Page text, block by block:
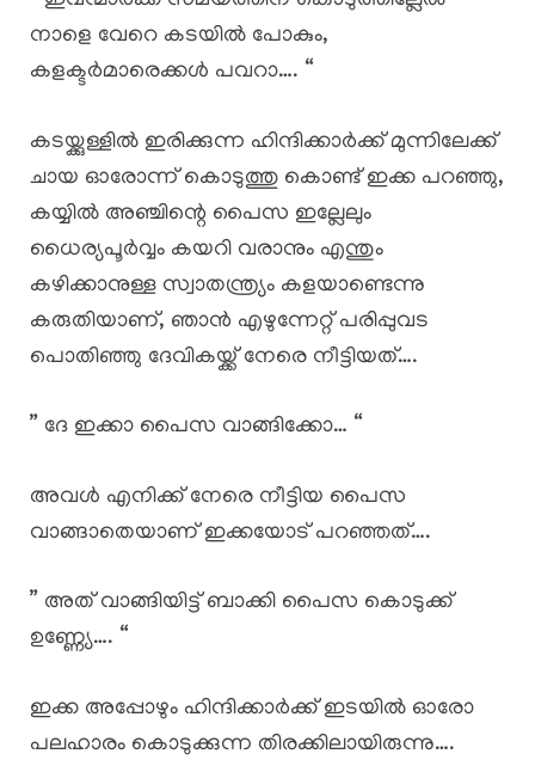
നാളെ വേറെ കടയിൽ പോകും,
കളക്ടർമാരെക്കൾ പവറാ…. “
കടയ്ക്കുള്ളിൽ ഇരിക്കുന്ന ഹിന്ദിക്കാർക്ക് മുന്നിലേക്ക്
ചായ ഓരോന്ന് കൊടുത്തു കൊണ്ട് ഇക്ക പറഞ്ഞു,
കയ്യിൽ അഞ്ചിന്റെ പൈസ ഇല്ലേലും
ധൈര്യപൂർവ്വം കയറി വരാനും എന്തും
കഴിക്കാനുള്ള സ്വാതന്ത്ര്യം കളയാണ്ടെന്നു
കരുതിയാണ്, ഞാൻ എഴുന്നേറ്റ് പരിപ്പുവട
പൊതിഞ്ഞു ദേവികയ്ക്ക് നേരെ നീട്ടിയത്….
” ദേ ഇക്കാ പൈസ വാങ്ങിക്കോ… “
അവൾ എനിക്ക് നേരെ നീട്ടിയ പൈസ
വാങ്ങാതെയാണ് ഇക്കയോട് പറഞ്ഞത്….
” അത് വാങ്ങിയിട്ട് ബാക്കി പൈസ കൊടുക്ക്
ഉണ്ണ്യേ…. “
ഇക്ക അപ്പോഴും ഹിന്ദിക്കാർക്ക് ഇടയിൽ ഓരോ
പലഹാരം കൊടുക്കുന്ന തിരക്കിലായിരുന്നു….